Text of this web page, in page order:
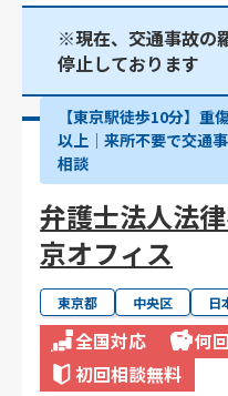
※現在、交通事故の
停止しております
【東京駅徒歩10分】
以上│来所不要で交通
相談
弁護士法人法
京オフィス
東京都 中央区 日
全国対応
何
初回相談無料